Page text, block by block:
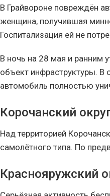
В Грайвороне повреждён
женщина, получившая
Госпитализация ей не
В ночь на 28 мая и ранним
объект инфраструктуры.
автомобиль полностью
Корочанский
Над территорией
самолётного типа. По
Краснояружский